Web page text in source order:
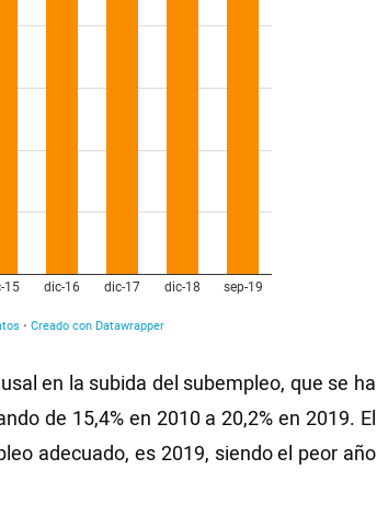
en la subida del subempleo, que se ha
de 15,4% en 2010 a 20,2% en 2019. El
adecuado, es 2019, siendo el peor año